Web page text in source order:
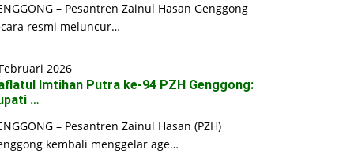
– Pesantren Zainul Hasan Genggong
resmi meluncur…
2026
Imtihan Putra ke-94 PZH Genggong:
…
– Pesantren Zainul Hasan (PZH)
kembali menggelar age…